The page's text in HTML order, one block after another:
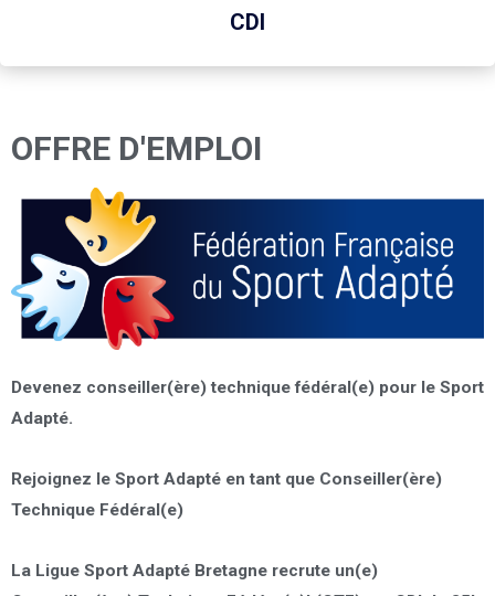
CDI
OFFRE D'EMPLOI
Devenez conseiller(ère) technique fédéral(e) pour le Sport
Adapté.
Rejoignez le Sport Adapté en tant que Conseiller(ère)
Technique Fédéral(e)
La Ligue Sport Adapté Bretagne recrute un(e)